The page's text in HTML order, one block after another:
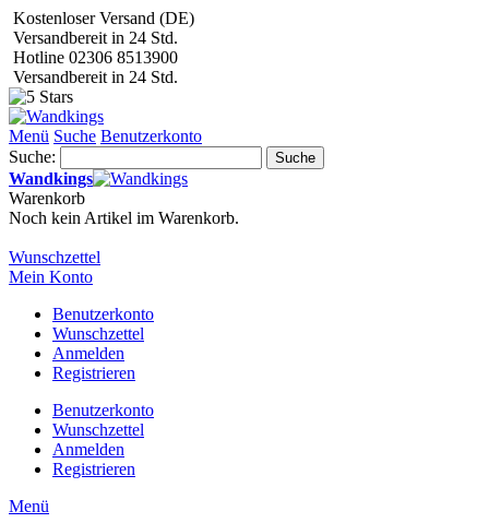
Kostenloser Versand (DE)
Versandbereit in 24 Std.
Hotline 02306 8513900
Versandbereit in 24 Std.
Menü Suche Benutzerkonto
Suche:
Suche
Wandkings
Warenkorb
Noch kein Artikel im Warenkorb.
Wunschzettel
Mein Konto
Benutzerkonto
Wunschzettel
Anmelden
Registrieren
Benutzerkonto
Wunschzettel
Anmelden
Registrieren
Menü